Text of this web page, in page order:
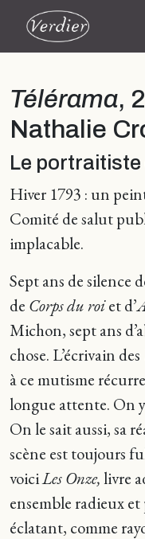
Télérama,
Nathalie
Le portraitiste
Hiver 1793 : un
Comité de salut
implacable.
Sept ans de silence
de Corps du roiet d’
Michon, sept ans
chose. L’écrivain des
à ce mutisme
longue attente. On
On le sait aussi, sa
scène est toujours
voiciLes Onze,livre
ensemble radieux
éclatant, comme